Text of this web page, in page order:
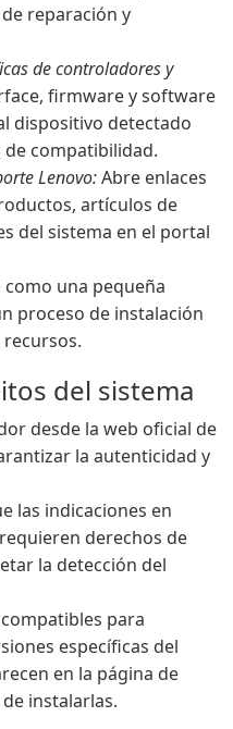
reparación y
de controladores y
firmware y software
dispositivo detectado
compatibilidad.
Lenovo:Abre enlaces
artículos de
del sistema en el portal
como una pequeña
proceso de instalación
del sistema
desde la web oficial de
la autenticidad y
las indicaciones en
derechos de
la detección del
para
específicas del
en la página de
instalarlas.